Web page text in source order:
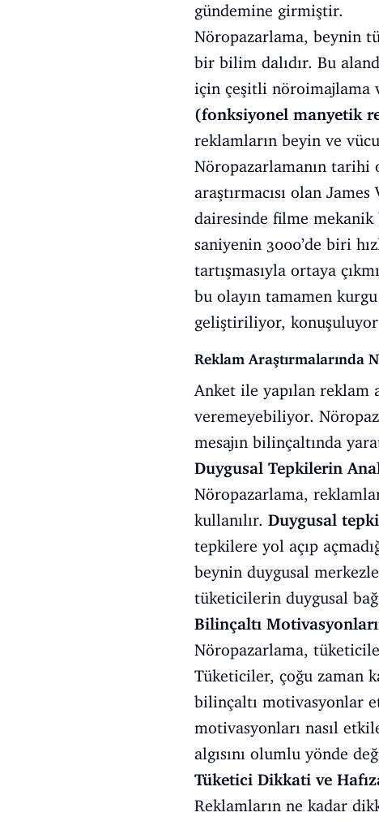
gündemine girmiştir.
Nöropazarlama, beynin
bir bilim dalıdır. Bu
için çeşitli nöroimajlama
(fonksiyonel manyetik
reklamların beyin ve
Nöropazarlamanın tarihi
araştırmacısı olan
dairesinde filme mekanik
saniyenin 3000’de biri
tartışmasıyla ortaya
bu olayın tamamen
geliştiriliyor, konuşuluyor
Reklam Araştırmalarında
Anket ile yapılan reklam
veremeyebiliyor.
mesajın bilinçaltında
Duygusal Tepkilerin
Nöropazarlama,
kullanılır. Duygusal
tepkilere yol açıp
beynin duygusal
tüketicilerin duygusal
Bilinçaltı
Nöropazarlama,
Tüketiciler, çoğu zaman
bilinçaltı motivasyonlar
motivasyonları nasıl
algısını olumlu yönde
Tüketici Dikkati ve
Reklamların ne kadar